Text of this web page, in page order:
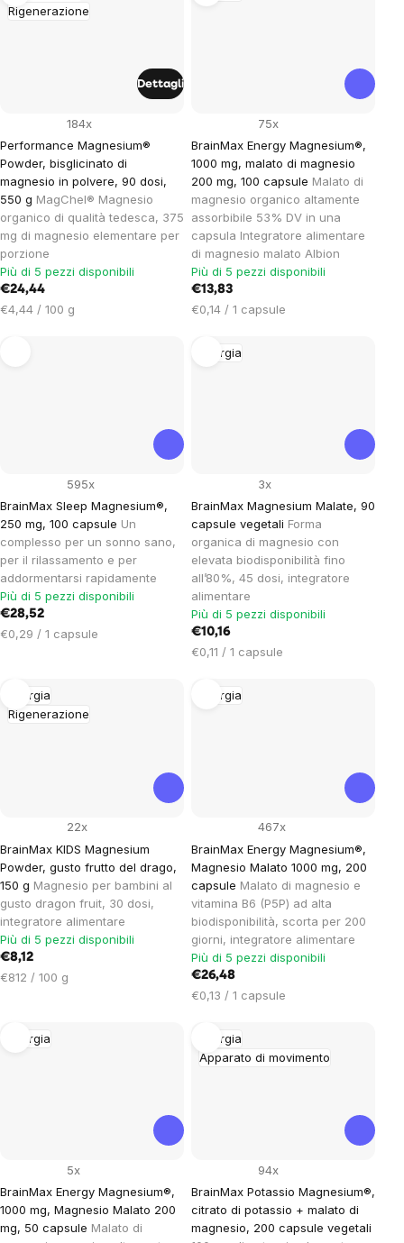
Rigenerazione
Performance Magnesium®
Powder, bisglicinato di
magnesio in polvere, 90 dosi,
550 g MagChel® Magnesio
organico di qualità tedesca, 375
mg di magnesio elementare per
porzione
184x
Più di 5 pezzi disponibili
€24,44
Prezzo
€4,44 / 100 g
Dettagli
BrainMax Energy Magnesium®,
1000 mg, malato di magnesio
200 mg, 100 capsule Malato di
magnesio organico altamente
assorbibile 53% DV in una
capsula Integratore alimentare
di magnesio malato Albion
75x
Più di 5 pezzi disponibili
€13,83
Prezzo
€0,14 / 1 capsule
BrainMax Sleep Magnesium®,
250 mg, 100 capsule Un
complesso per un sonno sano,
per il rilassamento e per
addormentarsi rapidamente
595x
Più di 5 pezzi disponibili
€28,52
Prezzo
€0,29 / 1 capsule
Energia
BrainMax Magnesium Malate, 90
capsule vegetali Forma
organica di magnesio con
elevata biodisponibilità fino
all’80%, 45 dosi, integratore
alimentare
3x
Più di 5 pezzi disponibili
€10,16
Prezzo
€0,11 / 1 capsule
Energia
Rigenerazione
BrainMax KIDS Magnesium
Powder, gusto frutto del drago,
150 g Magnesio per bambini al
gusto dragon fruit, 30 dosi,
integratore alimentare
22x
Più di 5 pezzi disponibili
€8,12
Prezzo
€812 / 100 g
Energia
BrainMax Energy Magnesium®,
Magnesio Malato 1000 mg, 200
capsule Malato di magnesio e
vitamina B6 (P5P) ad alta
biodisponibilità, scorta per 200
giorni, integratore alimentare
467x
Più di 5 pezzi disponibili
€26,48
Prezzo
€0,13 / 1 capsule
Energia
BrainMax Energy Magnesium®,
1000 mg, Magnesio Malato 200
mg, 50 capsule Malato di
5x
Energia
Apparato di movimento
BrainMax Potassio Magnesium®,
citrato di potassio + malato di
magnesio, 200 capsule vegetali
94x